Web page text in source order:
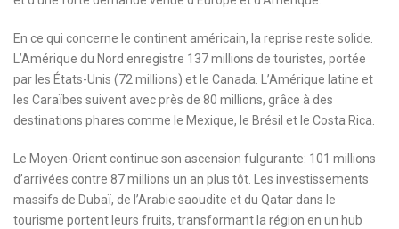
En ce qui concerne le continent américain, la reprise reste solide.
L’Amérique du Nord enregistre 137 millions de touristes, portée
par les États-Unis (72 millions) et le Canada. L’Amérique latine et
les Caraïbes suivent avec près de 80 millions, grâce à des
destinations phares comme le Mexique, le Brésil et le Costa Rica.
Le Moyen-Orient continue son ascension fulgurante: 101 millions
d’arrivées contre 87 millions un an plus tôt. Les investissements
massifs de Dubaï, de l’Arabie saoudite et du Qatar dans le
tourisme portent leurs fruits, transformant la région en un hub